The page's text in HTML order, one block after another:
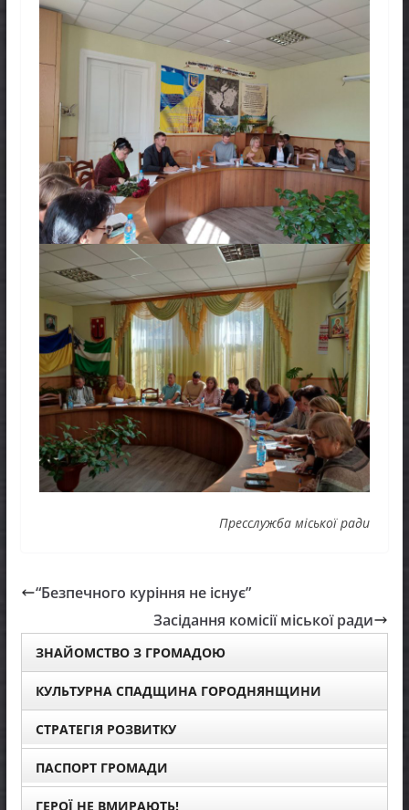
Пресслужба міської ради
“Безпечного куріння не існує”
Засідання комісії міської ради
ЗНАЙОМСТВО З ГРОМАДОЮ
КУЛЬТУРНА СПАДЩИНА ГОРОДНЯНЩИНИ
СТРАТЕГІЯ РОЗВИТКУ
ПАСПОРТ ГРОМАДИ
ГЕРОЇ НЕ ВМИРАЮТЬ!